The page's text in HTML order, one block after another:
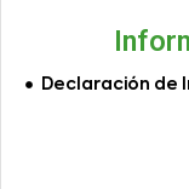
Declaración de